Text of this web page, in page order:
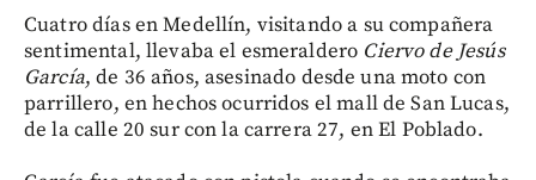
Cuatro días en Medellín, visitando a su compañera
sentimental, llevaba el esmeraldero Ciervo de Jesús
García, de 36 años, asesinado desde una moto con
parrillero, en hechos ocurridos el mall de San Lucas,
de la calle 20 sur con la carrera 27, en El Poblado.